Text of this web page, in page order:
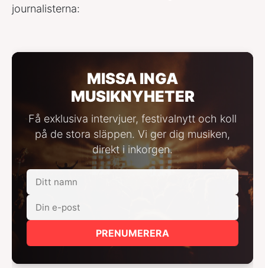
journalisterna:
MISSA INGA
MUSIKNYHETER
Få exklusiva intervjuer, festivalnytt och koll
på de stora släppen. Vi ger dig musiken,
direkt i inkorgen.
PRENUMERERA